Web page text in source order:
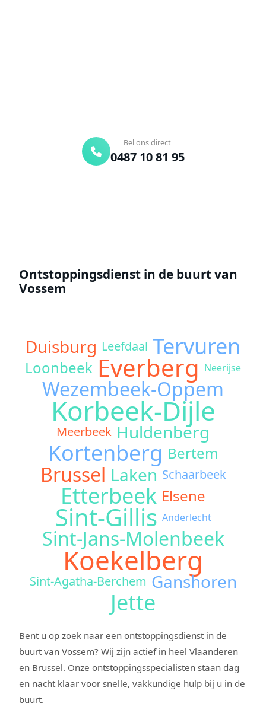
Bel ons direct
0487 10 81 95
Ontstoppingsdienst in de buurt van
Vossem
Duisburg Leefdaal Tervuren
Loonbeek Everberg Neerijse
Wezembeek-Oppem
Korbeek-Dijle
Meerbeek Huldenberg
Kortenberg Bertem
Brussel Laken Schaarbeek
Etterbeek Elsene
Sint-Gillis Anderlecht
Sint-Jans-Molenbeek
Koekelberg
Sint-Agatha-Berchem Ganshoren
Jette
Bent u op zoek naar een ontstoppingsdienst in de
buurt van Vossem? Wij zijn actief in heel Vlaanderen
en Brussel. Onze ontstoppingsspecialisten staan dag
en nacht klaar voor snelle, vakkundige hulp bij u in de
buurt.